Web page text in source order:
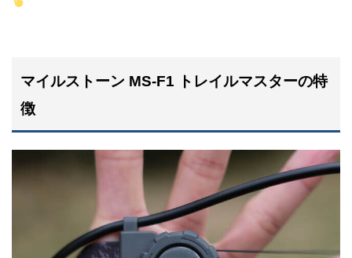
マイルストーン MS-F1 トレイルマスターの特
徴